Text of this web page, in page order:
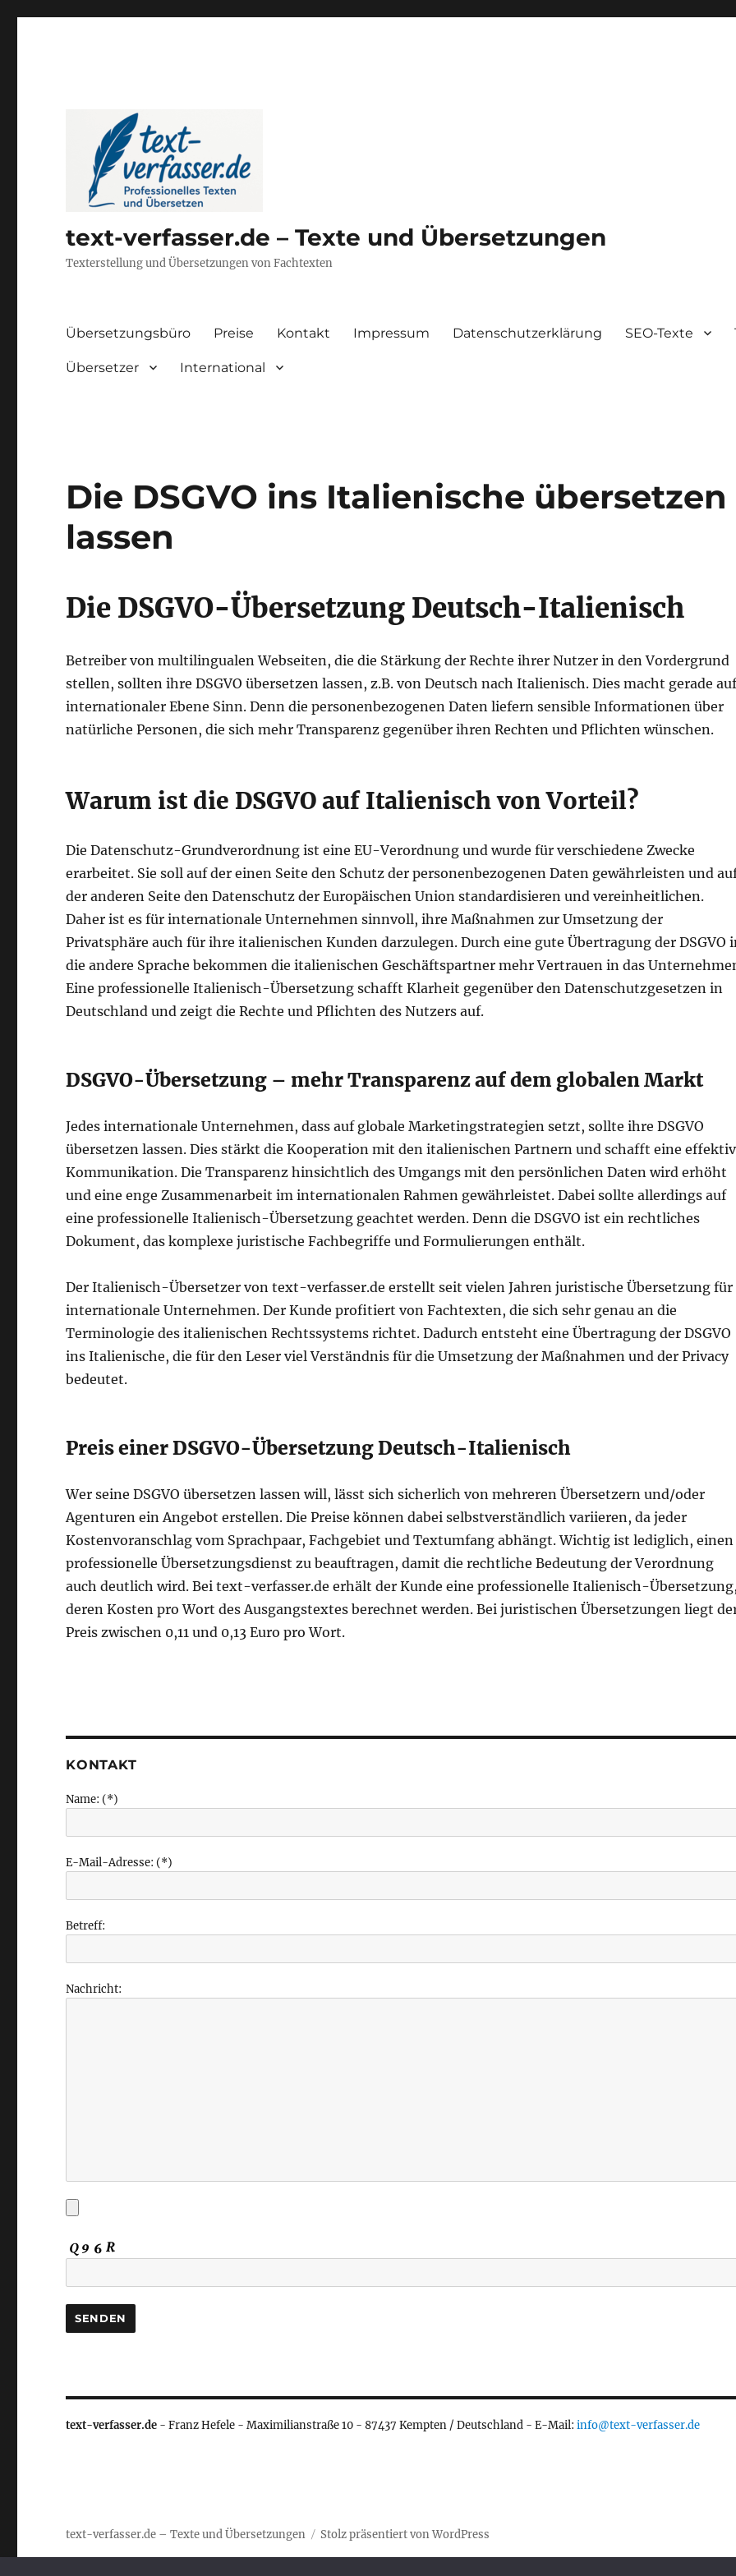
text-verfasser.de – Texte und Übersetzungen
Texterstellung und Übersetzungen von Fachtexten
Übersetzungsbüro Preise Kontakt Impressum Datenschutzerklärung SEO-Texte
Übersetzer International
Die DSGVO ins Italienische übersetzen
lassen
Die DSGVO-Übersetzung Deutsch-Italienisch
Betreiber von multilingualen Webseiten, die die Stärkung der Rechte ihrer Nutzer in den Vordergrund
stellen, sollten ihre DSGVO übersetzen lassen, z.B. von Deutsch nach Italienisch. Dies macht gerade
internationaler Ebene Sinn. Denn die personenbezogenen Daten liefern sensible Informationen über
natürliche Personen, die sich mehr Transparenz gegenüber ihren Rechten und Pflichten wünschen.
Warum ist die DSGVO auf Italienisch von Vorteil?
Die Datenschutz-Grundverordnung ist eine EU-Verordnung und wurde für verschiedene Zwecke
erarbeitet. Sie soll auf der einen Seite den Schutz der personenbezogenen Daten gewährleisten und
der anderen Seite den Datenschutz der Europäischen Union standardisieren und vereinheitlichen.
Daher ist es für internationale Unternehmen sinnvoll, ihre Maßnahmen zur Umsetzung der
Privatsphäre auch für ihre italienischen Kunden darzulegen. Durch eine gute Übertragung der DSGVO
die andere Sprache bekommen die italienischen Geschäftspartner mehr Vertrauen in das
Eine professionelle Italienisch-Übersetzung schafft Klarheit gegenüber den Datenschutzgesetzen in
Deutschland und zeigt die Rechte und Pflichten des Nutzers auf.
DSGVO-Übersetzung – mehr Transparenz auf dem globalen Markt
Jedes internationale Unternehmen, dass auf globale Marketingstrategien setzt, sollte ihre DSGVO
übersetzen lassen. Dies stärkt die Kooperation mit den italienischen Partnern und schafft eine
Kommunikation. Die Transparenz hinsichtlich des Umgangs mit den persönlichen Daten wird erhöht
und eine enge Zusammenarbeit im internationalen Rahmen gewährleistet. Dabei sollte allerdings auf
eine professionelle Italienisch-Übersetzung geachtet werden. Denn die DSGVO ist ein rechtliches
Dokument, das komplexe juristische Fachbegriffe und Formulierungen enthält.
Der Italienisch-Übersetzer von text-verfasser.de erstellt seit vielen Jahren juristische Übersetzung für
internationale Unternehmen. Der Kunde profitiert von Fachtexten, die sich sehr genau an die
Terminologie des italienischen Rechtssystems richtet. Dadurch entsteht eine Übertragung der DSGVO
ins Italienische, die für den Leser viel Verständnis für die Umsetzung der Maßnahmen und der Privacy
bedeutet.
Preis einer DSGVO-Übersetzung Deutsch-Italienisch
Wer seine DSGVO übersetzen lassen will, lässt sich sicherlich von mehreren Übersetzern und/oder
Agenturen ein Angebot erstellen. Die Preise können dabei selbstverständlich variieren, da jeder
Kostenvoranschlag vom Sprachpaar, Fachgebiet und Textumfang abhängt. Wichtig ist lediglich, einen
professionelle Übersetzungsdienst zu beauftragen, damit die rechtliche Bedeutung der Verordnung
auch deutlich wird. Bei text-verfasser.de erhält der Kunde eine professionelle Italienisch-
deren Kosten pro Wort des Ausgangstextes berechnet werden. Bei juristischen Übersetzungen liegt
Preis zwischen 0,11 und 0,13 Euro pro Wort.
KONTAKT
Name: (*)
E-Mail-Adresse: (*)
Betreff:
Nachricht:
text-verfasser.de - Franz Hefele - Maximilianstraße 10 - 87437 Kempten / Deutschland - E-Mail:info@text-verfasser.de
text-verfasser.de – Texte und Übersetzungen Stolz präsentiert von WordPress